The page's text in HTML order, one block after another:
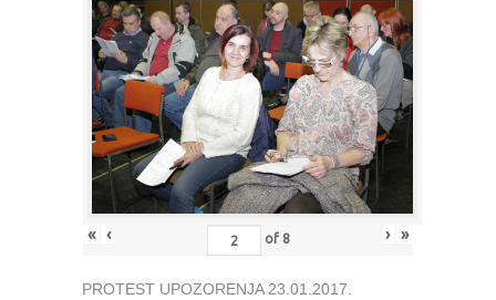
« ‹ of 8 › »
PROTEST UPOZORENJA 23.01.2017.